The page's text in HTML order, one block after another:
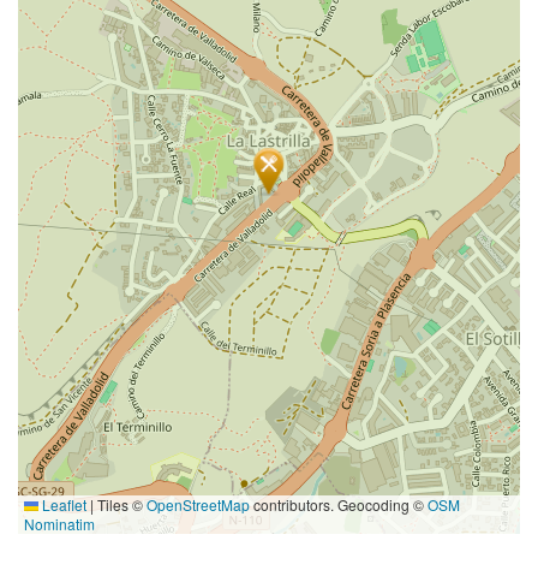
Leaflet | Tiles ©OpenStreetMapcontributors. Geocoding ©OSM
Nominatim